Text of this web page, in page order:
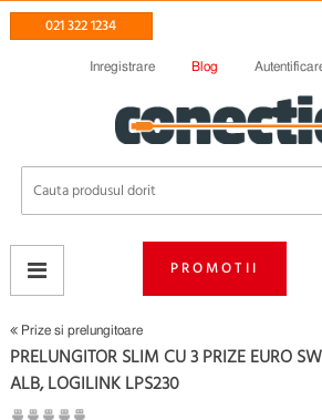
021 322 1234
Inregistrare Blog
PROMOTII
Prize si prelungitoare
PRELUNGITOR SLIM CU 3 PRIZE EURO
ALB, LOGILINK LPS230